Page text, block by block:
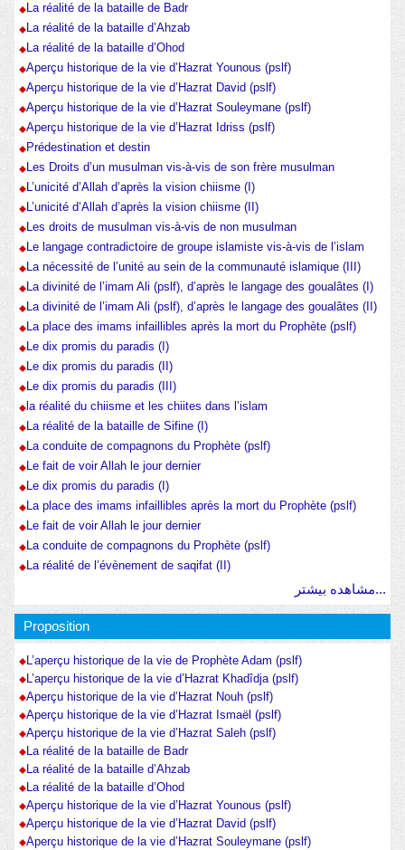
La réalité de la bataille de Badr
La réalité de la bataille d’Ahzab
La réalité de la bataille d’Ohod
Aperçu historique de la vie d’Hazrat Younous (pslf)
Aperçu historique de la vie d’Hazrat David (pslf)
Aperçu historique de la vie d’Hazrat Souleymane (pslf)
Aperçu historique de la vie d’Hazrat Idriss (pslf)
Prédestination et destin
Les Droits d’un musulman vis-à-vis de son frère musulman
L’unicité d’Allah d’après la vision chiisme (I)
L’unicité d’Allah d’après la vision chiisme (II)
Les droits de musulman vis-à-vis de non musulman
Le langage contradictoire de groupe islamiste vis-à-vis de l’islam
La nécessité de l’unité au sein de la communauté islamique (III)
La divinité de l’imam Ali (pslf), d’après le langage des goualâtes (I)
La divinité de l’imam Ali (pslf), d’après le langage des goualâtes (II)
La place des imams infaillibles après la mort du Prophète (pslf)
Le dix promis du paradis (I)
Le dix promis du paradis (II)
Le dix promis du paradis (III)
la réalité du chiisme et les chiites dans l’islam
La réalité de la bataille de Sifine (I)
La conduite de compagnons du Prophète (pslf)
Le fait de voir Allah le jour dernier
Le dix promis du paradis (I)
La place des imams infaillibles après la mort du Prophète (pslf)
Le fait de voir Allah le jour dernier
La conduite de compagnons du Prophète (pslf)
La réalité de l’évènement de saqifat (II)
مشاهده بیشتر...
Proposition
L’aperçu historique de la vie de Prophète Adam (pslf)
L’aperçu historique de la vie d’Hazrat Khadîdja (pslf)
Aperçu historique de la vie d’Hazrat Nouh (pslf)
Aperçu historique de la vie d’Hazrat Ismaël (pslf)
Aperçu historique de la vie d’Hazrat Saleh (pslf)
La réalité de la bataille de Badr
La réalité de la bataille d’Ahzab
La réalité de la bataille d’Ohod
Aperçu historique de la vie d’Hazrat Younous (pslf)
Aperçu historique de la vie d’Hazrat David (pslf)
Aperçu historique de la vie d’Hazrat Souleymane (pslf)